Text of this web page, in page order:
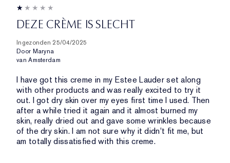
DEZE CRÈME IS SLECHT
Ingezonden 25/04/2025
Door Maryna
van Amsterdam
I have got this creme in my Estee Lauder set along
with other products and was really excited to try it
out. I got dry skin over my eyes first time I used. Then
after a while tried it again and it almost burned my
skin, really dried out and gave some wrinkles because
of the dry skin. I am not sure why it didn't fit me, but
am totally dissatisfied with this creme.